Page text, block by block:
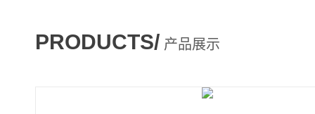
PRODUCTS/ 产品展示